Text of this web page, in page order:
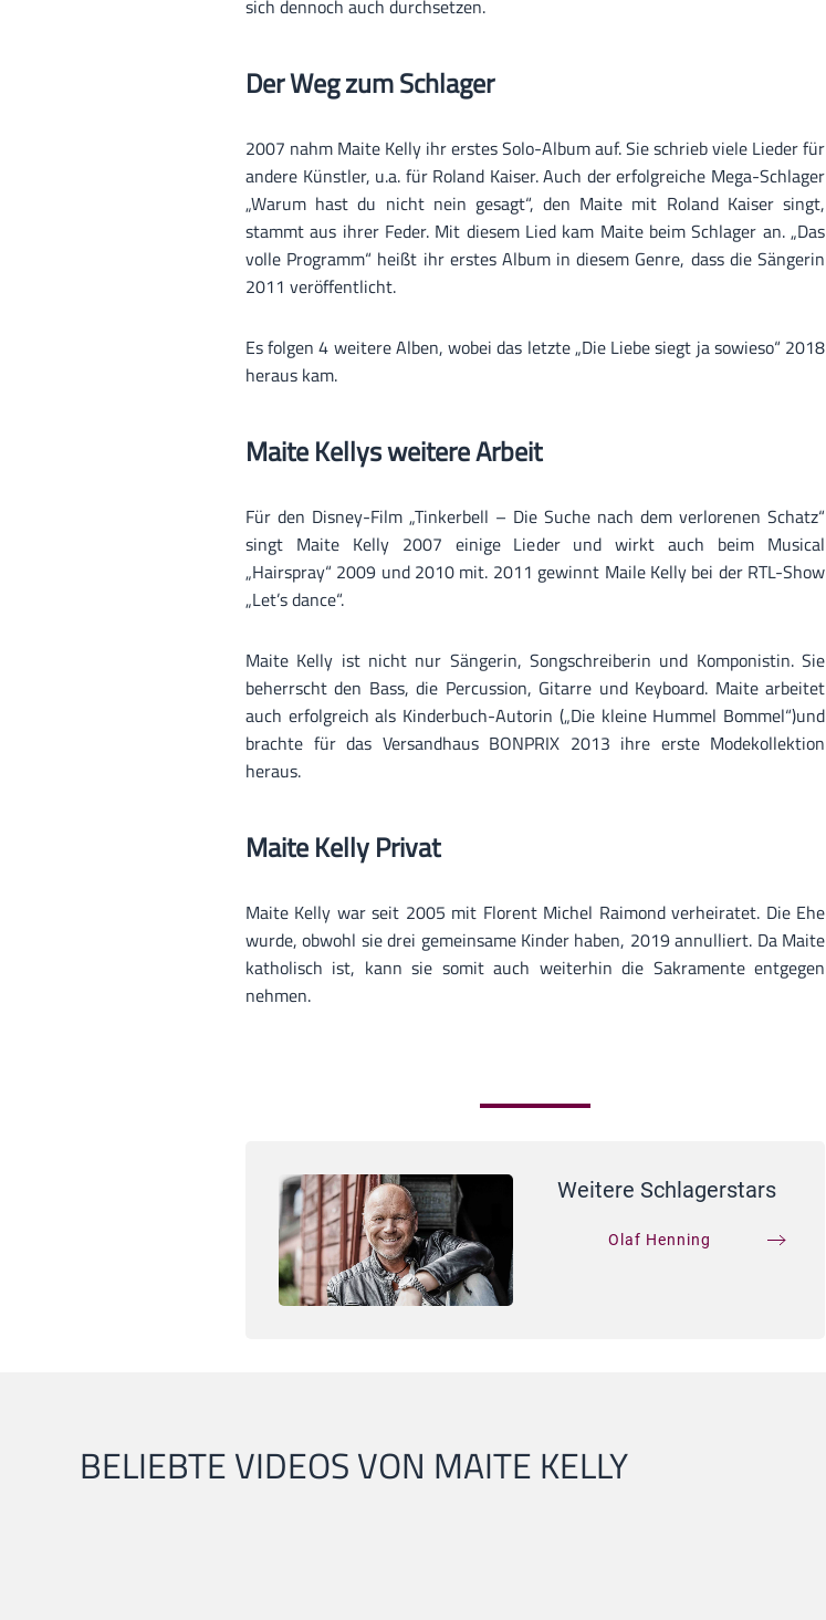
sich dennoch auch durchsetzen.
Der Weg zum Schlager
2007 nahm Maite Kelly ihr erstes Solo-Album auf. Sie schrieb viele Lieder für
andere Künstler, u.a. für Roland Kaiser. Auch der erfolgreiche Mega-Schlager
„Warum hast du nicht nein gesagt“, den Maite mit Roland Kaiser singt,
stammt aus ihrer Feder. Mit diesem Lied kam Maite beim Schlager an. „Das
volle Programm“ heißt ihr erstes Album in diesem Genre, dass die Sängerin
2011 veröffentlicht.
Es folgen 4 weitere Alben, wobei das letzte „Die Liebe siegt ja sowieso“ 2018
heraus kam.
Maite Kellys weitere Arbeit
Für den Disney-Film „Tinkerbell – Die Suche nach dem verlorenen Schatz“
singt Maite Kelly 2007 einige Lieder und wirkt auch beim Musical
„Hairspray“ 2009 und 2010 mit. 2011 gewinnt Maile Kelly bei der RTL-Show
„Let’s dance“.
Maite Kelly ist nicht nur Sängerin, Songschreiberin und Komponistin. Sie
beherrscht den Bass, die Percussion, Gitarre und Keyboard. Maite arbeitet
auch erfolgreich als Kinderbuch-Autorin („Die kleine Hummel Bommel“)und
brachte für das Versandhaus BONPRIX 2013 ihre erste Modekollektion
heraus.
Maite Kelly Privat
Maite Kelly war seit 2005 mit Florent Michel Raimond verheiratet. Die Ehe
wurde, obwohl sie drei gemeinsame Kinder haben, 2019 annulliert. Da Maite
katholisch ist, kann sie somit auch weiterhin die Sakramente entgegen
nehmen.
Weitere Schlagerstars
Olaf Henning
BELIEBTE VIDEOS VON MAITE KELLY